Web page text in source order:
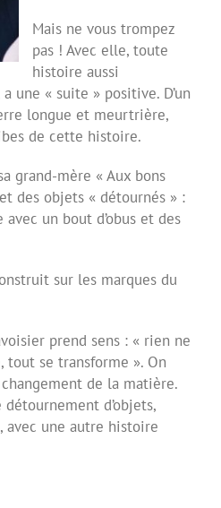
Mais ne vous trompez
pas ! Avec elle, toute
histoire aussi
une « suite » positive. D’un
longue et meurtrière,
de cette histoire.
grand-mère « Aux bons
des objets « détournés » :
un bout d’obus et des
sur les marques du
prend sens : « rien ne
tout se transforme ». On
de la matière.
détournement d’objets,
avec une autre histoire